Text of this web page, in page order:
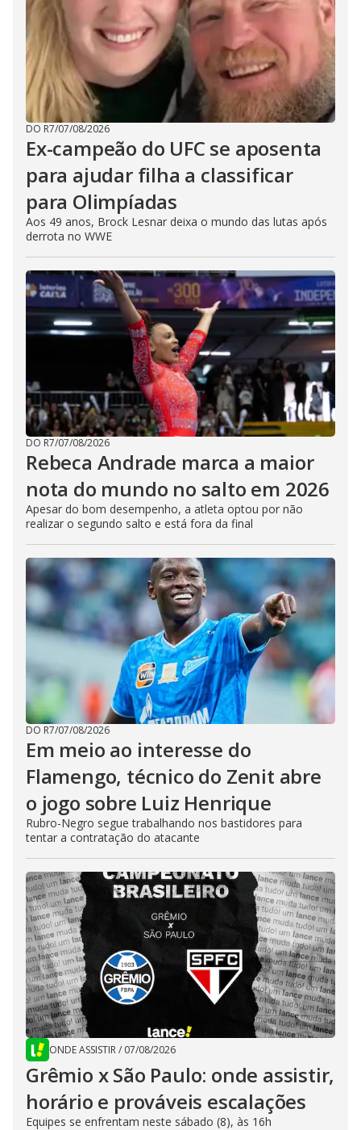
DO R7/07/08/2026
Ex-campeão do UFC se aposenta
para ajudar filha a classificar
para Olimpíadas
Aos 49 anos, Brock Lesnar deixa o mundo das lutas após
derrota no WWE
DO R7/07/08/2026
Rebeca Andrade marca a maior
nota do mundo no salto em 2026
Apesar do bom desempenho, a atleta optou por não
realizar o segundo salto e está fora da final
DO R7/07/08/2026
Em meio ao interesse do
Flamengo, técnico do Zenit abre
o jogo sobre Luiz Henrique
Rubro-Negro segue trabalhando nos bastidores para
tentar a contratação do atacante
ONDE ASSISTIR/ 07/08/2026
Grêmio x São Paulo: onde assistir,
horário e prováveis escalações
Equipes se enfrentam neste sábado (8), às 16h